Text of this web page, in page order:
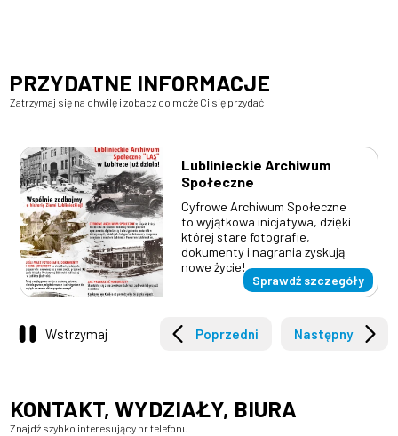
PRZYDATNE INFORMACJE
Zatrzymaj się na chwilę i zobacz co może Ci się przydać
Lublinieckie Archiwum
Społeczne
Cyfrowe Archiwum Społeczne
to wyjątkowa inicjatywa, dzięki
której stare fotografie,
dokumenty i nagrania zyskują
nowe życie!
Sprawdź szczegóły
Wstrzymaj Poprzedni Następny
KONTAKT, WYDZIAŁY, BIURA
Znajdź szybko interesujący nr telefonu